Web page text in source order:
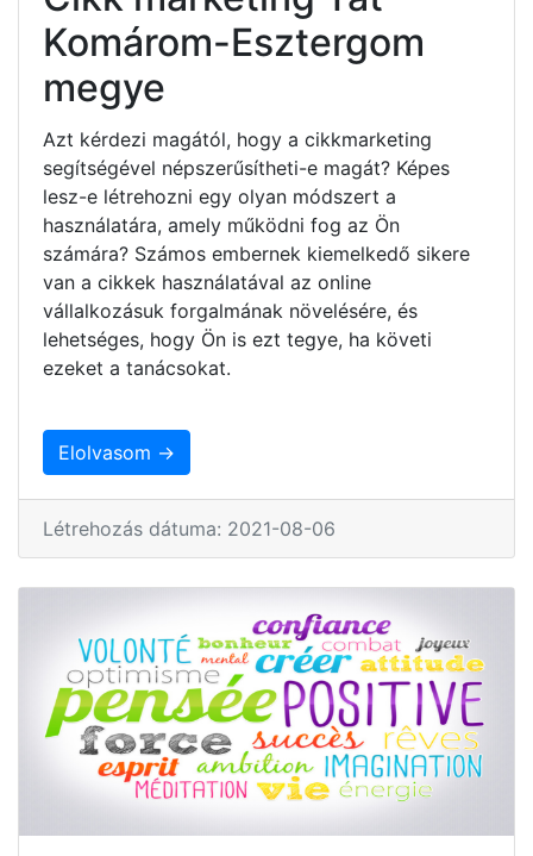
Komárom-Esztergom
megye
Azt kérdezi magától, hogy a cikkmarketing
segítségével népszerűsítheti-e magát? Képes
lesz-e létrehozni egy olyan módszert a
használatára, amely működni fog az Ön
számára? Számos embernek kiemelkedő sikere
van a cikkek használatával az online
vállalkozásuk forgalmának növelésére, és
lehetséges, hogy Ön is ezt tegye, ha követi
ezeket a tanácsokat.
Elolvasom →
Létrehozás dátuma: 2021-08-06